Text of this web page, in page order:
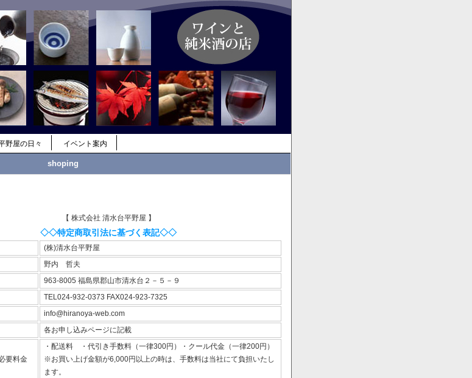
野屋の日々 イベント案内
shoping
【 株式会社 清水台平野屋 】
◇◇特定商取引法に基づく表記◇◇
(株)清水台平野屋
野内 哲夫
963-8005 福島県郡山市清水台２－５－９
TEL024-932-0373 FAX024-923-7325
info@hiranoya-web.com
各お申し込みページに記載
要料金
・配送料 ・代引き手数料（一律300円）・クール代金（一律200円）
※お買い上げ金額が6,000円以上の時は、手数料は当社にて負担いたし
ます。